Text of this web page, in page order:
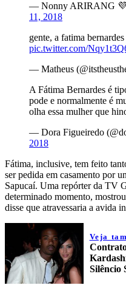
— Nonny ARIRANG
11, 2018
gente, a fatima
pic.twitter.com/
— Matheus
A Fátima Bernardes é
pode e normalmente é
olha essa mulher que
— Dora Figueiredo
2018
Fátima, inclusive, tem feito
ser pedida em casamento por
Sapucaí. Uma repórter da TV
determinado momento,
disse que atravessaria a avida
Veja
Silêncio